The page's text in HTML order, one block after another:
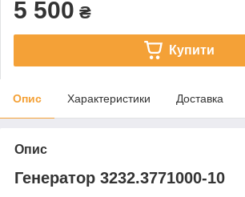
5 500 ₴
Купити
Опис Характеристики Доставка
Опис
Генератор 3232.3771000-10